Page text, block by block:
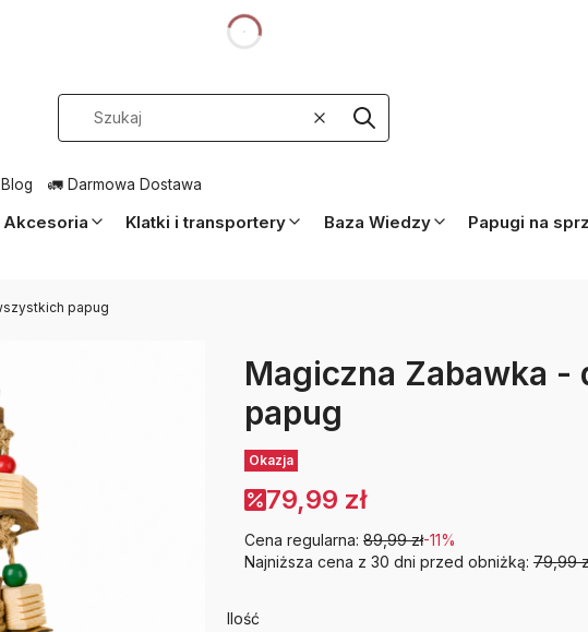
WyczyśćSzukaj
🚛 Darmowa Dostawa
Akcesoria Klatki i transportery Baza Wiedzy Papugi na
papug
Magiczna Zabawka
papug
Etykiety
Okazja
79,99 zł
Cena regularna: 89,99 zł-11%
Najniższa cena z 30 dni przed obniżką: 79,99
Ilość